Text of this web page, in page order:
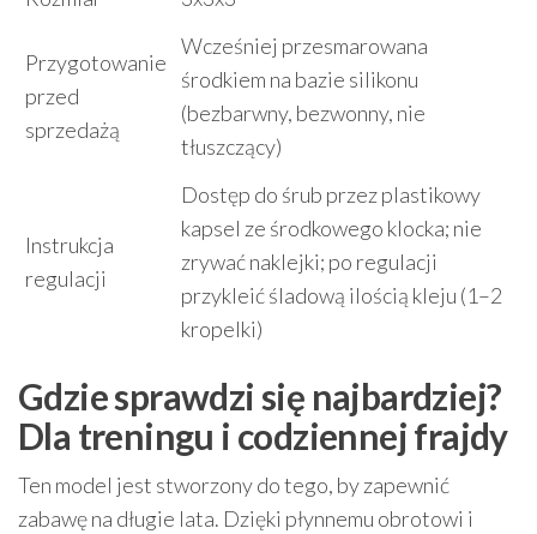
Przygotowanie
przed
sprzedażą
Wcześniej przesmarowana
środkiem na bazie silikonu
(bezbarwny, bezwonny, nie
tłuszczący)
Instrukcja
regulacji
Dostęp do śrub przez plastikowy
kapsel ze środkowego klocka; nie
zrywać naklejki; po regulacji
przykleić śladową ilością kleju (1–2
kropelki)
Gdzie sprawdzi się najbardziej?
Dla treningu i codziennej frajdy
Ten model jest stworzony do tego, by zapewnić
zabawę na długie lata. Dzięki płynnemu obrotowi i